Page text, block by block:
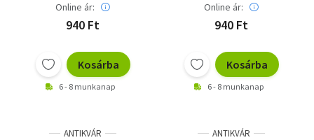
Online ár:
940 Ft
Kosárba
6 - 8 munkanap
Online ár:
940 Ft
Kosárba
6 - 8 munkanap
ANTIKVÁR ANTIKVÁR